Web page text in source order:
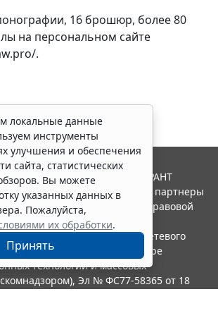
16 брошюр, более 80
на персональном сайте
.
локальные данные
инструменты
улучшения и обеспечения
сайта, статистических
Вы можете
указанных данных в
Пожалуйста,
их обработки.
Принять
СЕРВИС", 2026. Система ГАРАНТ
года. Компания "Гарант" и ее партнеры
Российской ассоциации правовой
в качестве сетевого
службой по надзору в сфере
технологий и массовых
Эл № ФС77-58365 от 18